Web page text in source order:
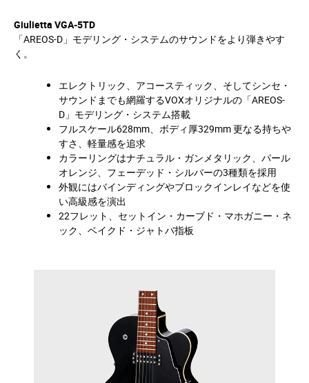
Giulietta VGA-5TD
「AREOS-D」モデリング・システムのサウンドをより弾きやす
く。
エレクトリック、アコースティック、そしてシンセ・
サウンドまでも網羅するVOXオリジナルの「AREOS-
D」モデリング・システム搭載
フルスケール628mm、ボディ厚329mm 更なる持ちや
すさ、軽量感を追求
カラーリングはナチュラル・ガンメタリック、パール
オレンジ、フェーデッド・シルバーの3種類を採用
外観にはバインディングやブロックインレイなどを使
い高級感を演出
22フレット、セットイン・カーブド・マホガニー・ネ
ック、ベイクド・ジャトバ指板